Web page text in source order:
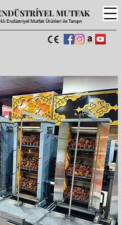
Endüstriyel Mutfak Ürünleri ile Tanışın
MUTFAK